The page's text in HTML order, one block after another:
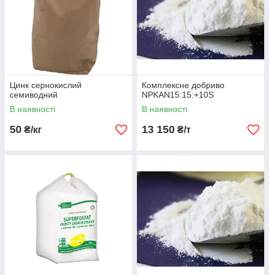
Цинк сернокислий
семиводний
В наявності
50 ₴/кг
Комплексне добриво
NPKAN15:15:+10S
В наявності
13 150 ₴/т